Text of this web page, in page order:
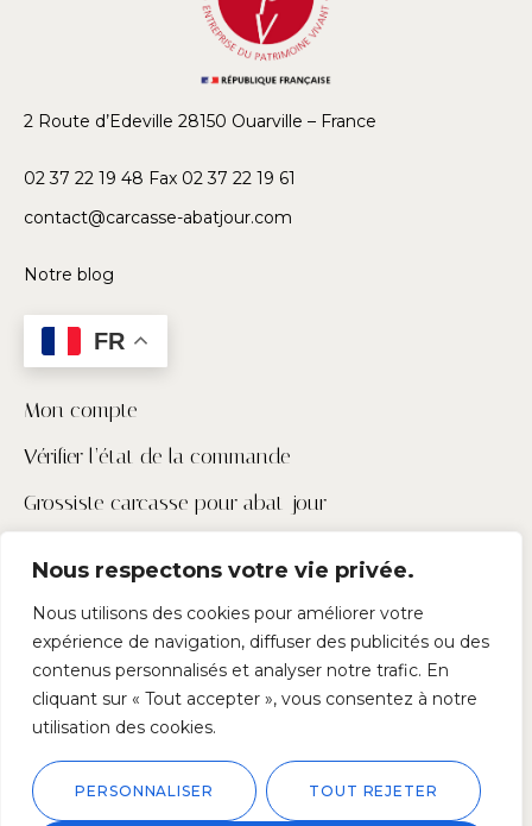
Nous respectons votre vie privée.
Nous utilisons des cookies pour améliorer votre
expérience de navigation, diffuser des publicités ou des
contenus personnalisés et analyser notre trafic. En
cliquant sur « Tout accepter », vous consentez à notre
utilisation des cookies.
PERSONNALISER TOUT REJETER
2 Route d’Edeville 28150 Ouarville – France
02 37 22 19 48 Fax 02 37 22 19 61
contact@carcasse-abatjour.com
Notre blog
FR
Mon compte
Vérifier l’état de la commande
Grossiste carcasse pour abat-jour
Suivez-nous